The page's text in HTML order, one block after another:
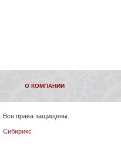
О КОМПАНИИ
. Все права защищены.
Сибирикс